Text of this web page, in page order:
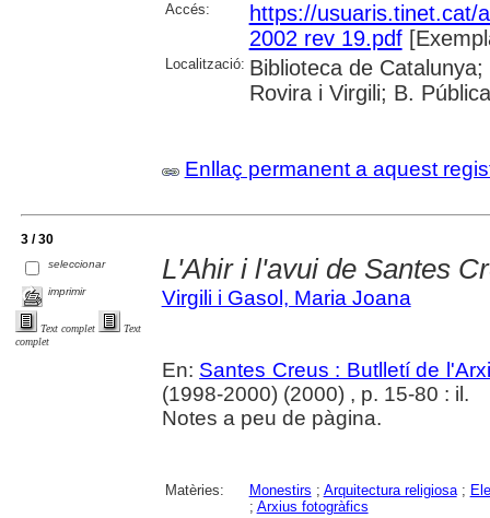
Accés:
https://usuaris.tinet.cat/
2002 rev 19.pdf
Localització: Biblioteca de
Rovira i Virgili; B.
Enllaç permanent a aquest
3 / 30
seleccionar
imprimir
Text complet
Text
complet
L'Ahir i l'avui de Santes
Virgili i Gasol, Maria Joana
En: Santes Creus : Butlletí de
(1998-2000) (2000) , p. 15-80 : il.
Notes a peu de pàgina.
Matèries: Monestirs ; Arquitectura religiosa;
; Arxius fotogràfics